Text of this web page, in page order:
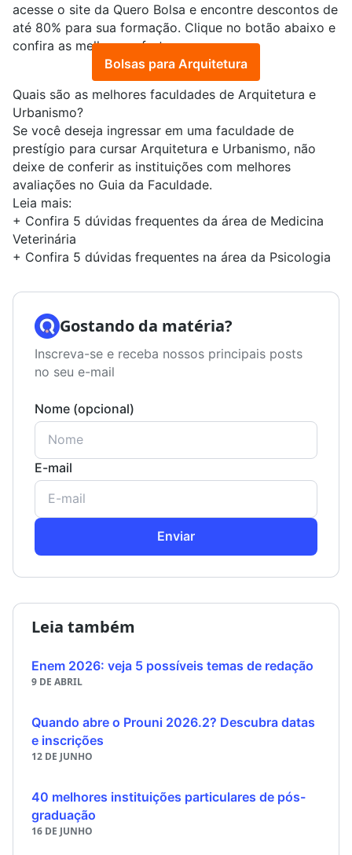
acesse o site da Quero Bolsa e encontre descontos de
até 80% para sua formação. Clique no botão abaixo e
confira as melhores ofertas.
Bolsas para Arquitetura
Quais são as melhores faculdades de Arquitetura e
Urbanismo?
Se você deseja ingressar em uma faculdade de
prestígio para cursar Arquitetura e Urbanismo, não
deixe de conferir as instituições com melhores
avaliações no Guia da Faculdade.
Leia mais:
+ Confira 5 dúvidas frequentes da área de Medicina
Veterinária
+ Confira 5 dúvidas frequentes na área da Psicologia
Gostando da matéria?
Inscreva-se e receba nossos principais posts
no seu e-mail
Nome (opcional)
E-mail
Enviar
Leia também
Enem 2026: veja 5 possíveis temas de redação
9 DE ABRIL
Quando abre o Prouni 2026.2? Descubra datas
e inscrições
12 DE JUNHO
40 melhores instituições particulares de pós-
graduação
16 DE JUNHO